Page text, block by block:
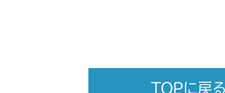
TOPに戻る